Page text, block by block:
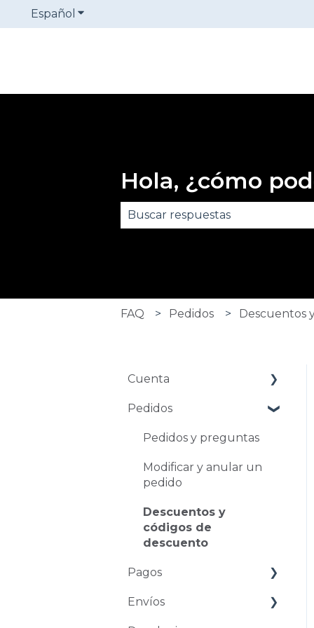
Español Traducciones de Mostrar submenú de
Hola, ¿cómo
FAQ Pedidos Descuentos
Cuenta
Gestión de cuentas
Problemas de acceso
Pedidos
Pedidos y preguntas
Modificar y anular un
pedido
Descuentos y
códigos de
descuento
Pagos
Formas de pago
Envíos